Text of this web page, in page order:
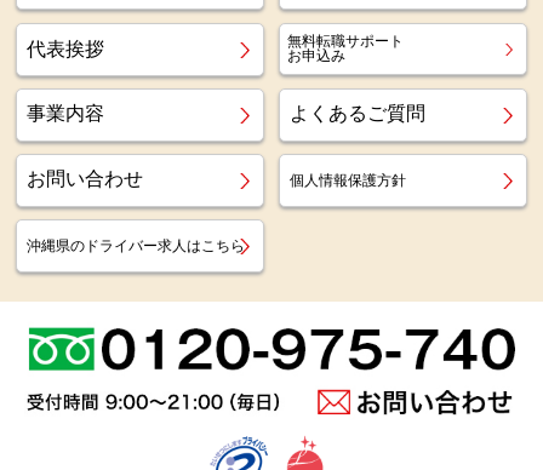
代表挨拶
無料転職サポート
お申込み
事業内容 よくあるご質問
お問い合わせ 個人情報保護方針
沖縄県のドライバー求人はこちら